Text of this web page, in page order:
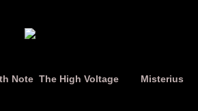
Note The High Voltage Misterius